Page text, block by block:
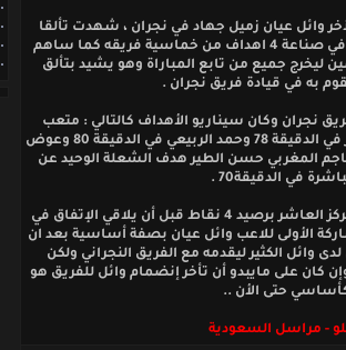
وائل عيان زميل جهاد في نجران ، شهدت تألقا
واضحا للمايسترو جهاد الحسين والذي تسبب في صناعة 4 اهداف من خماسية فريقه كما ساهم
ليخرج جميع من تابع المباراة وهو يشيد بتألق
به في قيادة فريق نجران .
نجران وكان سيناريو الأهداف كالتالي : متعب
النجراني في الدقيقتين 4و 7والأردني حمزة الدردور في الدقيقة 78 وحمد الربيعي في الدقيقة 80 وعوض
89 .بينما سجل المهاجم المغربي حسن الطير هدف الشعلة الوحيد عن
في الدقيقة70 .
الجدير بالذكر بأن نجران وبفوزه هذا تقدم إلى المركز العاشر برصيد 4 نقاط قبل أن يلاقي الإتفاق في
الأولى للاعب وائل عيان بصفة أساسية بعد ان
وائل الكثير ليقدمه مع الفريق النجراني ولكن
كان على مايبدو أن تأخر إنضمام وائل للفريق هو
حتى الأن ..
- مراسل السعودية